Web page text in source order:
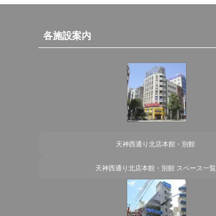
各施設案内
天神西通り北店本館・別館
天神西通り北店本館・別館 スペース一覧